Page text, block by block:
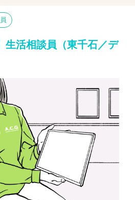
※夜勤は希望者のみ
ポートしますのでご安心ください
生活相談員（東千石／デ